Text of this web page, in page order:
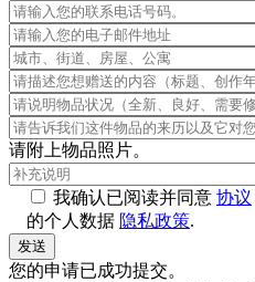
请附上物品照片。
我确认已阅读并同意 协议
的个人数据 隐私政策.
您的申请已成功提交。